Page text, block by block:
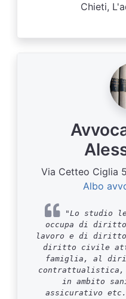
Chieti,
Via Cetteo Ciglia
Albo
"Lo studio
occupa di
lavoro e di diritto
diritto civile
famiglia, al
contrattualistica,
in ambito
assicurativo